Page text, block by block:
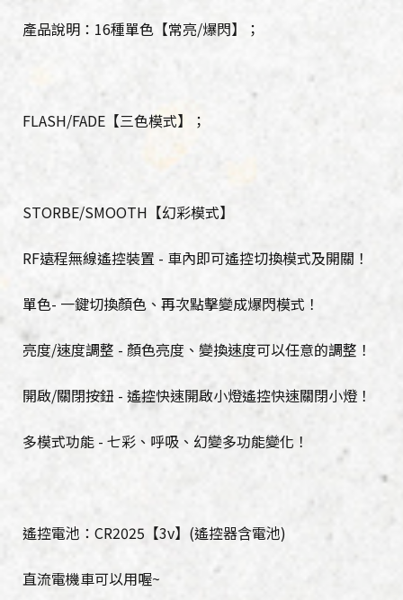
產品說明：16種單色【常亮/爆閃】；
FLASH/FADE【三色模式】；
STORBE/SMOOTH【幻彩模式】
RF遠程無線遙控裝置 - 車內即可遙控切換模式及開關！
單色- 一鍵切換顏色、再次點擊變成爆閃模式！
亮度/速度調整 - 顏色亮度、變換速度可以任意的調整！
開啟/關閉按鈕 - 遙控快速開啟小燈遙控快速關閉小燈！
多模式功能 - 七彩、呼吸、幻變多功能變化！
遙控電池：CR2025【3v】(遙控器含電池)
直流電機車可以用喔~